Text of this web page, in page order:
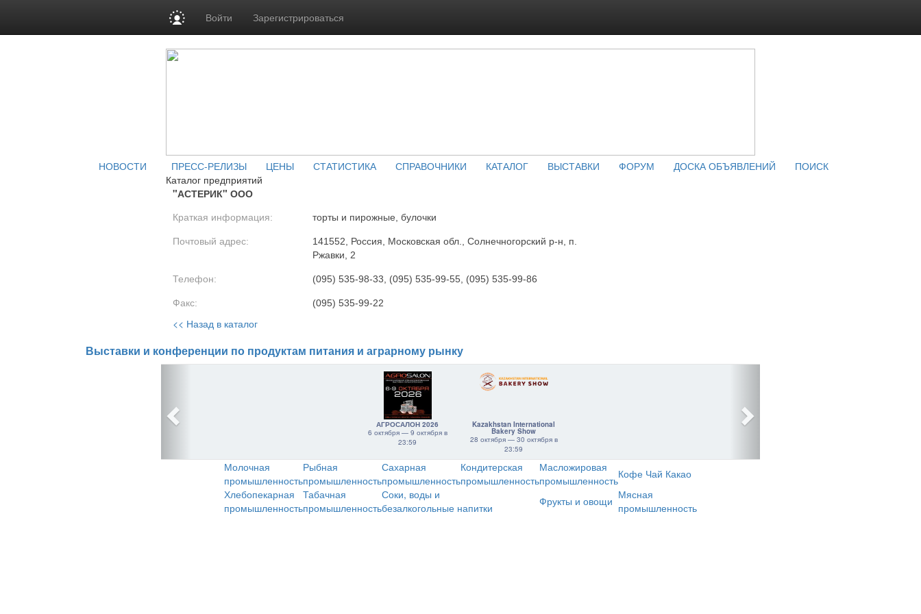
Войти Зарегистрироваться
НОВОСТИ ПРЕСС-РЕЛИЗЫ ЦЕНЫ СТАТИСТИКА СПРАВОЧНИКИ КАТАЛОГ ВЫСТАВКИ ФОРУМ ДОСКА ОБЪЯВЛЕНИЙ
ПОИСК
Каталог предприятий
"АСТЕРИК" ООО
Краткая информация: торты и пирожные, булочки
Почтовый адрес:
141552, Россия, Московская обл., Солнечногорский р-н, п.
Ржавки, 2
Телефон: (095) 535-98-33, (095) 535-99-55, (095) 535-99-86
Факс: (095) 535-99-22
<< Назад в каталог
Выставки и конференции по продуктам питания и аграрному рынку
АГРОСАЛОН 2026
6 октября — 9 октября в
23:59
Kazakhstan International
Bakery Show
28 октября — 30 октября в
23:59
Молочная
промышленность
Рыбная
промышленность
Сахарная
промышленность
Кондитерская
промышленность
Масложировая
промышленностьКофе Чай Какао
Хлебопекарная
промышленность
Табачная
промышленность
Соки, воды и
безалкогольные напитки
Фрукты и овощи Мясная
промышленность